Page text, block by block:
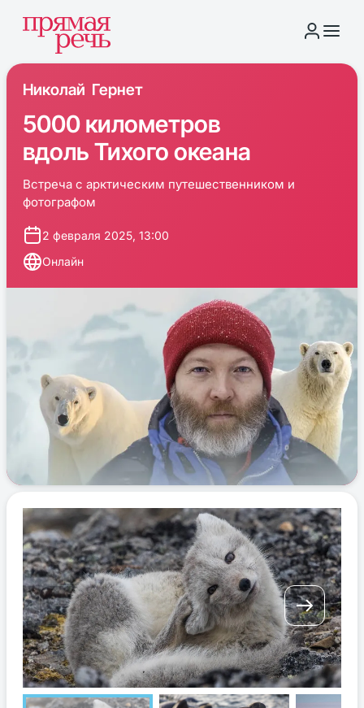
Николай Гернет
5000 километров
вдоль Тихого океана
Встреча с арктическим путешественником и
фотографом
2 февраля 2025, 13:00
Онлайн